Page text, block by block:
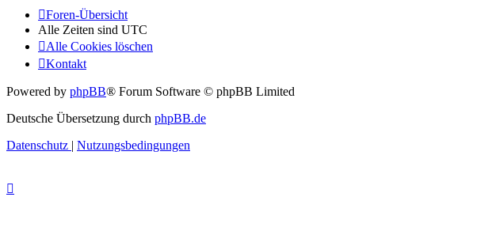
Foren-Übersicht
Alle Zeiten sind UTC
Alle Cookies löschen
Kontakt
Powered by phpBB® Forum Software © phpBB Limited
Deutsche Übersetzung durch phpBB.de
Datenschutz | Nutzungsbedingungen